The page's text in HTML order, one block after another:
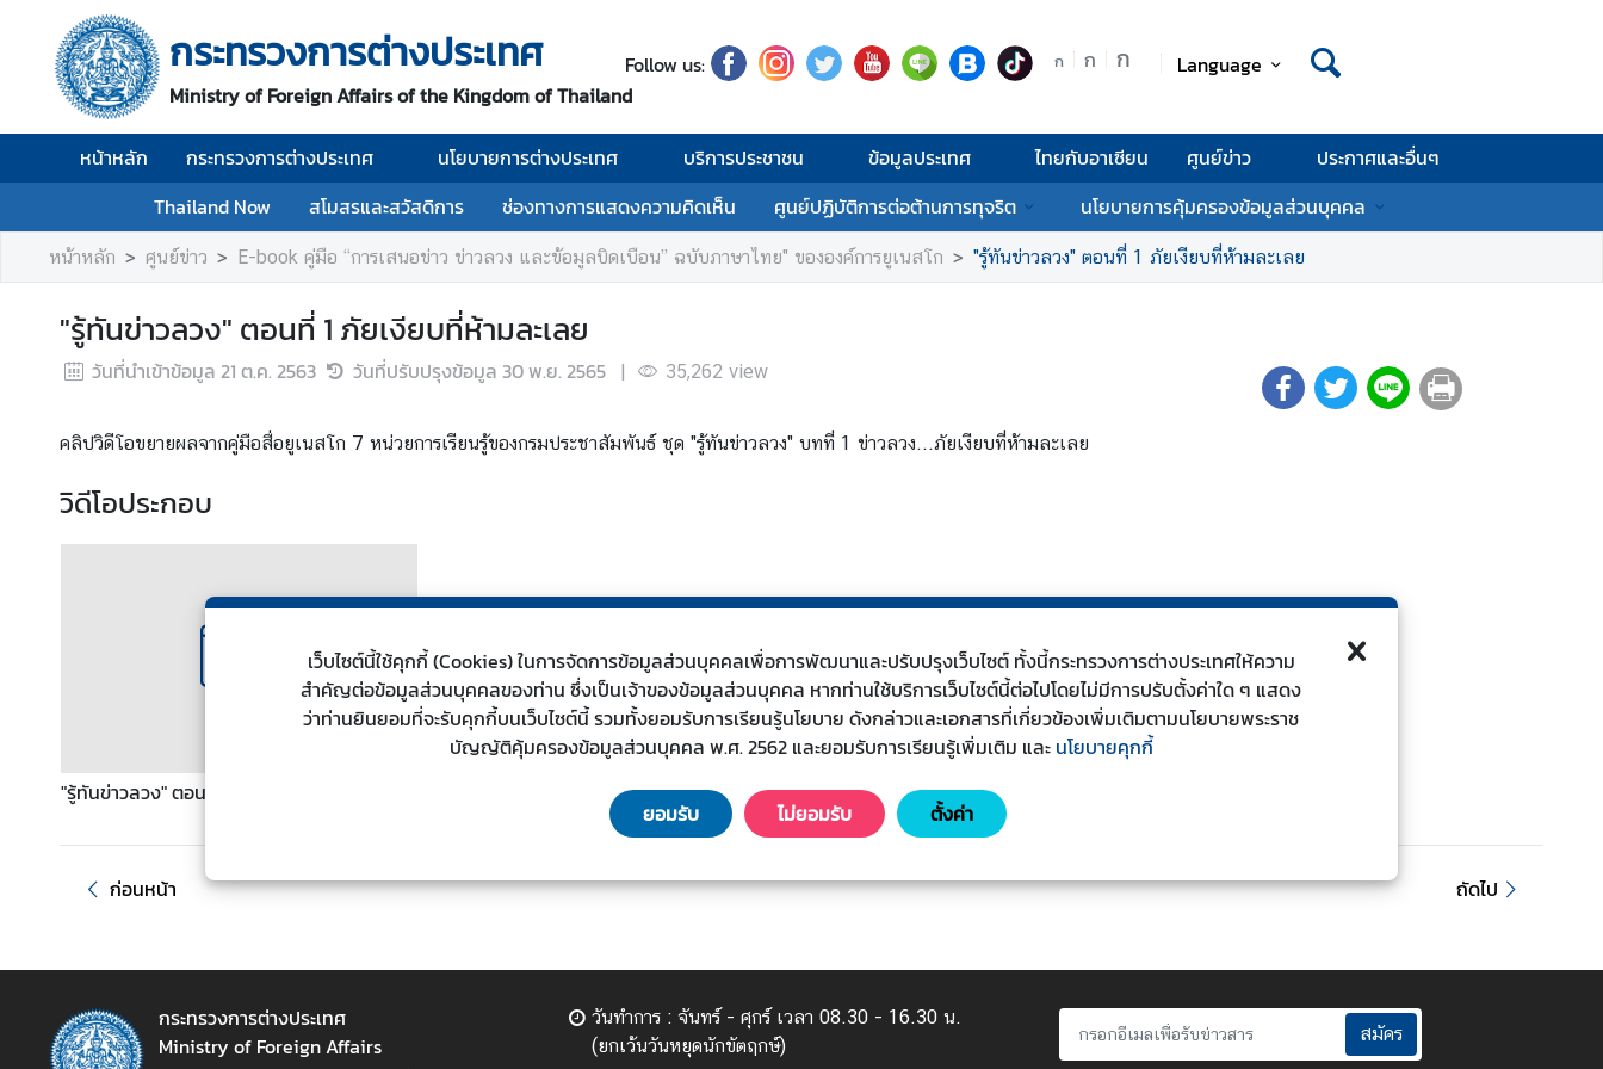
กระทรวงการต่างประเทศ
Ministry of Foreign Affairs of the Kingdom of Thailand
Follow us: ก ก ก Language
หน้าหลัก กระทรวงการต่างประเทศ นโยบายการต่างประเทศ บริการประชาชน ข้อมูลประเทศ ไทยกับอาเซียน ศูนย์ข่าว
ประกาศและอื่นๆ
Thailand Now
สโมสรและสวัสดิการ ช่องทางการแสดงความคิดเห็น ศูนย์ปฏิบัติการต่อต้านการทุจริต นโยบายการคุ้มครองข้อมูลส่วนบุคคล
ห
น้
า
ก
ก
ะ
ท
ร
ง
า
ศ
า
ก
หน้าหลัก ศูนย์ข่าว E-book คู่มือ “การเสนอข่าว ข่าวลวง และข้อมูลบิดเบือน” ฉบับภาษาไทย" ขององค์การยูเนสโก "รู้ทันข่าวลวง" ตอนที่ 1 ภัยเงียบที่ห้ามละเลย
"รู้ทันข่าวลวง" ตอนที่ 1 ภัยเงียบที่ห้ามละเลย
วันที่นำเข้าข้อมูล 21 ต.ค. 2563 วันที่ปรับปรุงข้อมูล 30 พ.ย. 2565 | 35,262 view
คลิปวิดีโอขยายผลจากคู่มือสื่อยูเนสโก 7 หน่วยการเรียนรู้ของกรมประชาสัมพันธ์ ชุด "รู้ทันข่าวลวง" บทที่ 1 ข่าวลวง...ภัยเงียบที่ห้ามละเลย
วิดีโอประกอบ
"รู้ทันข่าวลวง" ตอน ภัยเงียบที่ห้ามละเลย
ก่อนหน้า ถัดไป
กระทรวงการต่างประเทศ
Ministry of Foreign Affairs
วันทำการ : จันทร์ - ศุกร์ เวลา 08.30 - 16.30 น.
(ยกเว้นวันหยุดนักขัตฤกษ์)
สมัคร
เว็บไซต์นี้ใช้คุกกี้ (Cookies) ในการจัดการข้อมูลส่วนบุคคลเพื่อการพัฒนาและปรับปรุงเว็บไซต์ ทั้งนี้กระทรวงการต่างประเทศให้ความ
สำคัญต่อข้อมูลส่วนบุคคลของท่าน ซึ่งเป็นเจ้าของข้อมูลส่วนบุคคล หากท่านใช้บริการเว็บไซต์นี้ต่อไปโดยไม่มีการปรับตั้งค่าใด ๆ แสดง
ว่าท่านยินยอมที่จะรับคุกกี้บนเว็บไซต์นี้ รวมทั้งยอมรับการเรียนรู้นโยบาย ดังกล่าวและเอกสารที่เกี่ยวข้องเพิ่มเติมตามนโยบายพระราช
บัญญัติคุ้มครองข้อมูลส่วนบุคคล พ.ศ. 2562 และยอมรับการเรียนรู้เพิ่มเติม และ นโยบายคุกกี้
ยอมรับ ไม่ยอมรับ ตั้งค่า